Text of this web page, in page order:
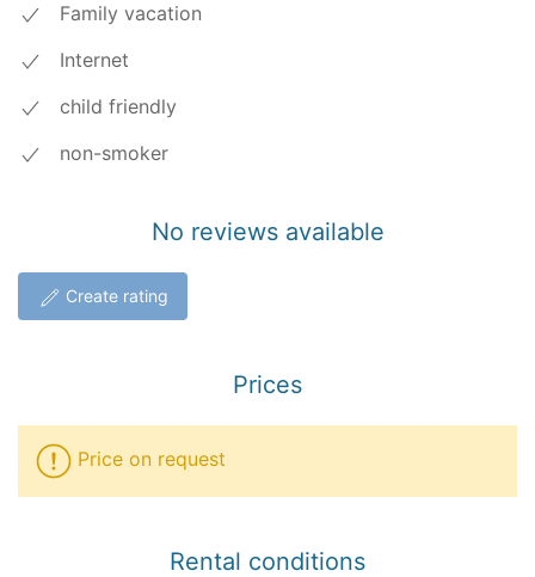
Family vacation
Internet
child friendly
non-smoker
No reviews available
Create rating
Prices
Price on request
Rental conditions